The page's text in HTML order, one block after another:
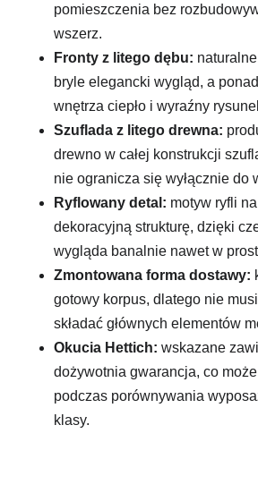
pomieszczenia bez
wszerz.
Fronty z litego dębu:
bryle elegancki wygląd, a
wnętrza ciepło i wyraźny
Szuflada z litego drewna:
drewno w całej konstrukcji
nie ogranicza się wyłącznie do
Ryflowany detal: motyw ryfli
dekoracyjną strukturę, dzięki
wygląda banalnie nawet w
Zmontowana forma dostawy:
gotowy korpus, dlatego nie
składać głównych elementów
Okucia Hettich: wskazane
dożywotnia gwarancja, co
podczas porównywania
klasy.